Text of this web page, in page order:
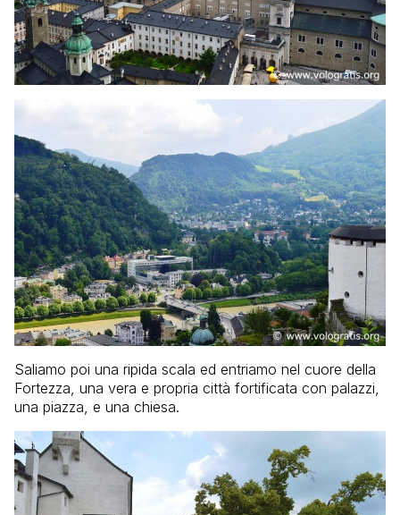
Saliamo poi una ripida scala ed entriamo nel cuore della
Fortezza, una vera e propria città fortificata con palazzi,
una piazza, e una chiesa.